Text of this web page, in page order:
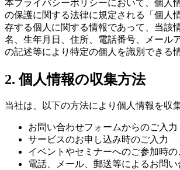
本プライバシーポリシーにおいて、個人
の保護に関する法律に規定される「個人
存する個人に関する情報であって、当該
名、生年月日、住所、電話番号、メール
の記述等により特定の個人を識別できる
2. 個人情報の収集方法
当社は、以下の方法により個人情報を収
お問い合わせフォームからのご入力
サービスのお申し込み時のご入力
イベントやセミナーへのご参加時の
電話、メール、郵送等によるお問い